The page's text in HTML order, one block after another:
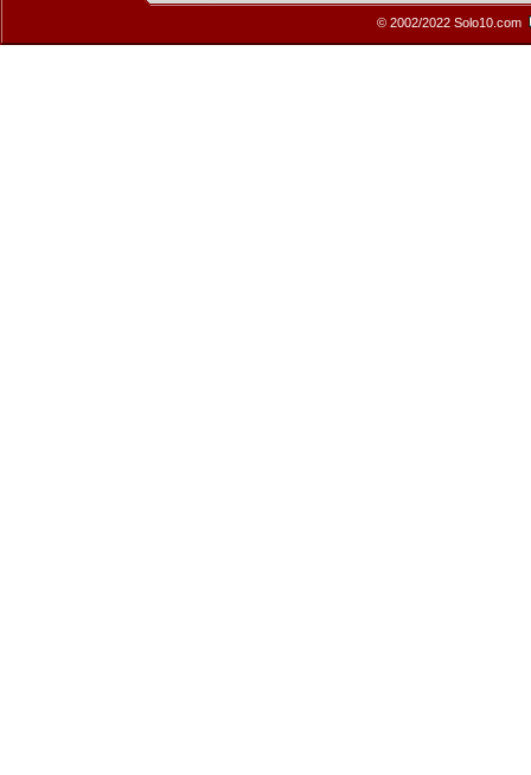
© 2002/2022 Solo10.com